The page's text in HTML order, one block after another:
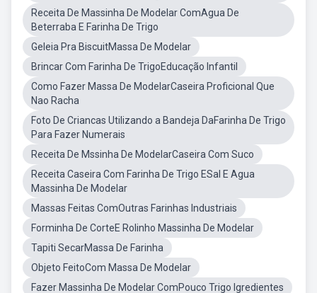
Receita De Massinha De Modelar ComAgua De
Beterraba E Farinha De Trigo
Geleia Pra BiscuitMassa De Modelar
Brincar Com Farinha De TrigoEducação Infantil
Como Fazer Massa De ModelarCaseira Proficional Que
Nao Racha
Foto De Criancas Utilizando a Bandeja DaFarinha De Trigo
Para Fazer Numerais
Receita De Mssinha De ModelarCaseira Com Suco
Receita Caseira Com Farinha De Trigo ESal E Agua
Massinha De Modelar
Massas Feitas ComOutras Farinhas Industriais
Forminha De CorteE Rolinho Massinha De Modelar
Tapiti SecarMassa De Farinha
Objeto FeitoCom Massa De Modelar
Fazer Massinha De Modelar ComPouco Trigo Igredientes